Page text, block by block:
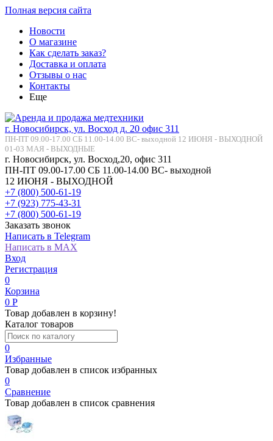
Полная версия сайта
Новости
О магазине
Как сделать заказ?
Доставка и оплата
Отзывы о нас
Контакты
Еще
г. Новосибирск, ул. Восход д. 20 офис 311
ПН-ПТ 09.00-17.00 СБ 11.00-14.00 ВС- выходной 12 ИЮНЯ - ВЫХОДНОЙ
01-03 МАЯ - ВЫХОДНЫЕ
г. Новосибирск, ул. Восход,20, офис 311
ПН-ПТ 09.00-17.00 СБ 11.00-14.00 ВС- выходной
12 ИЮНЯ - ВЫХОДНОЙ
+7 (800) 500-61-19
+7 (923) 775-43-31
+7 (800) 500-61-19
Заказать звонок
Написать в Telegram
Написать в MAX
Вход
Регистрация
0
Корзина
0 Р
Товар добавлен в корзину!
Каталог товаров
0
Избранные
Товар добавлен в список избранных
0
Сравнение
Товар добавлен в список сравнения